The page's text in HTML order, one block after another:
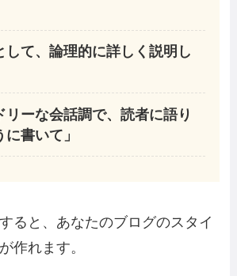
して、論理的に詳しく説明し
リーな会話調で、読者に語り
書いて」
ると、あなたのブログのスタイ
作れます。